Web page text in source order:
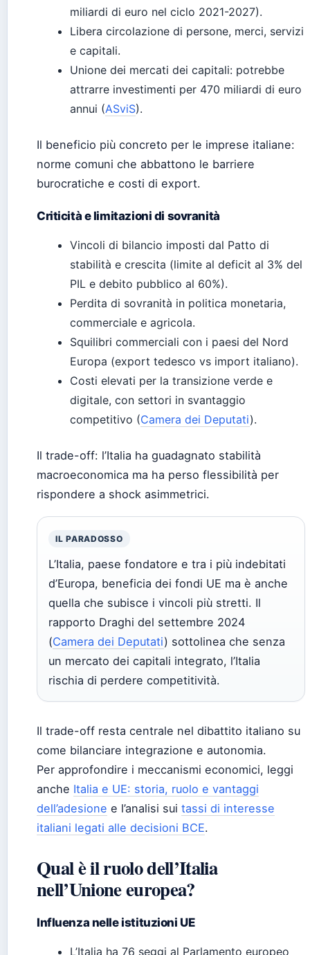
miliardi di euro nel ciclo 2021-2027).
Libera circolazione di persone, merci, servizi
e capitali.
Unione dei mercati dei capitali: potrebbe
attrarre investimenti per 470 miliardi di euro
annui (ASviS).
Il beneficio più concreto per le imprese italiane:
norme comuni che abbattono le barriere
burocratiche e costi di export.
Criticità e limitazioni di sovranità
Vincoli di bilancio imposti dal Patto di
stabilità e crescita (limite al deficit al 3% del
PIL e debito pubblico al 60%).
Perdita di sovranità in politica monetaria,
commerciale e agricola.
Squilibri commerciali con i paesi del Nord
Europa (export tedesco vs import italiano).
Costi elevati per la transizione verde e
digitale, con settori in svantaggio
competitivo (Camera dei Deputati).
Il trade-off: l’Italia ha guadagnato stabilità
macroeconomica ma ha perso flessibilità per
rispondere a shock asimmetrici.
IL PARADOSSO
L’Italia, paese fondatore e tra i più indebitati
d’Europa, beneficia dei fondi UE ma è anche
quella che subisce i vincoli più stretti. Il
rapporto Draghi del settembre 2024
(Camera dei Deputati) sottolinea che senza
un mercato dei capitali integrato, l’Italia
rischia di perdere competitività.
Il trade-off resta centrale nel dibattito italiano su
come bilanciare integrazione e autonomia.
Per approfondire i meccanismi economici, leggi
anche Italia e UE: storia, ruolo e vantaggi
dell’adesione e l’analisi sui tassi di interesse
italiani legati alle decisioni BCE.
Qual è il ruolo dell’Italia
nell’Unione europea?
Influenza nelle istituzioni UE
L’Italia ha 76 seggi al Parlamento europeo